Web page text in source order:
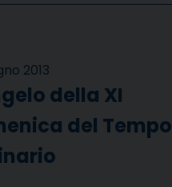
2013
della XI
del Tempo